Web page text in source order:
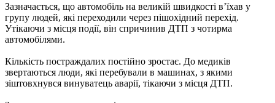
Зазначається, що автомобіль на великій швидкості в’їхав у
групу людей, які переходили через пішохідний перехід.
Утікаючи з місця події, він спричинив ДТП з чотирма
автомобілями.
Кількість постраждалих постійно зростає. До медиків
звертаються люди, які перебували в машинах, з якими
зіштовхнувся винуватець аварії, тікаючи з місця ДТП.